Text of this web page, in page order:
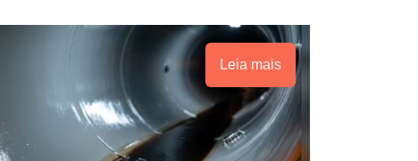
Leia mais